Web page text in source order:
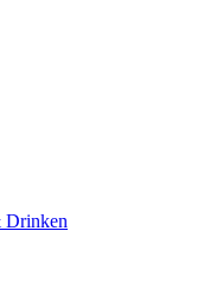
Drinken